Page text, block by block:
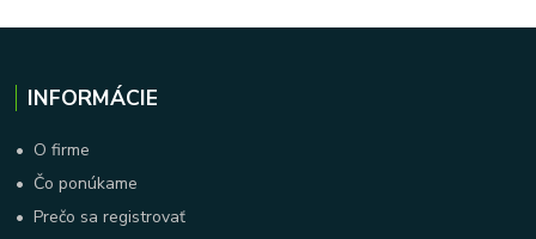
INFORMÁCIE
• O firme
• Čo ponúkame
•Prečo sa registrovať